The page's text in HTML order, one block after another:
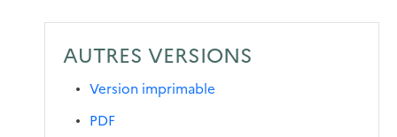
AUTRES VERSIONS
Version imprimable
PDF